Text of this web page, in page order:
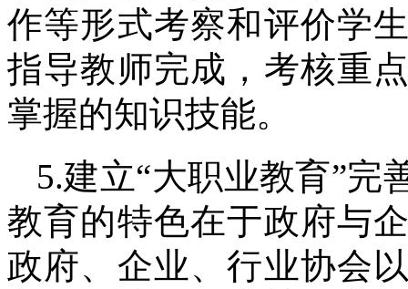
作等形式考察和评价学
指导教师完成，考核重
掌握的知识技能。
5.建立“大职业教育”完
教育的特色在于政府与
政府、企业、行业协会